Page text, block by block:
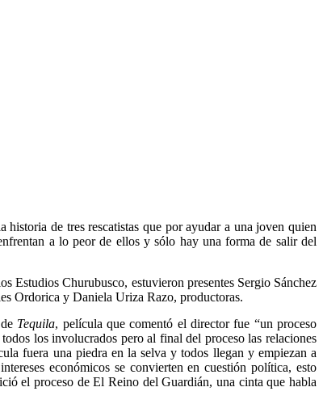
historia de tres rescatistas que por ayudar a una joven quien
a lo peor de ellos y sólo hay una forma de salir del
Estudios Churubusco, estuvieron presentes Sergio Sánchez
Ordorica y Daniela Uriza Razo, productoras.
Tequila, película que comentó el director fue “un proceso
los involucrados pero al final del proceso las relaciones
fuera una piedra en la selva y todos llegan y empiezan a
económicos se convierten en cuestión política, esto
el proceso de El Reino del Guardián, una cinta que habla